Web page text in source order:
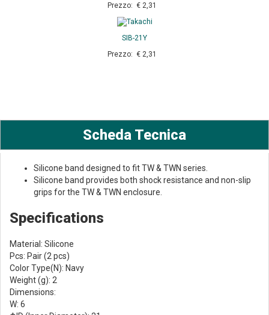
Prezzo: € 2,31
SIB-21Y
Prezzo: € 2,31
Scheda Tecnica
Silicone band designed to fit TW & TWN series.
Silicone band provides both shock resistance and non-slip
grips for the TW & TWN enclosure.
Specifications
Material: Silicone
Pcs: Pair (2 pcs)
Color Type(N): Navy
Weight (g): 2
Dimensions:
W: 6